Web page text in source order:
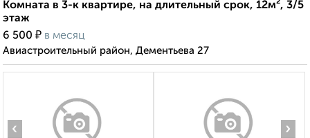
Комната в 3-к квартире, на длительный срок, 12м², 3/5
этаж
6 500 ₽ в месяц
Авиастроительный район, Дементьева 27
‹ ›